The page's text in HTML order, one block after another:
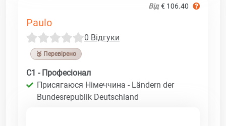
Від € 106.40
Paulo
0 Відгуки
🥉 Перевірено
C1 - Професіонал
Присягаюся Німеччина - Ländern der
Bundesrepublik Deutschland